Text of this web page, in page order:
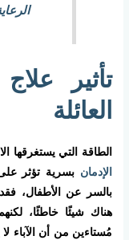
تأثير
العائلة
الطاقة التي يستغرقها
الإدمان بسرية تؤثر
بالسر عن الأطفال،
هناك شيئًا خاطئًا،
مُستاءين من أن الآباء